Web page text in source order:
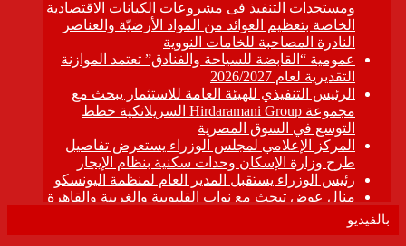
بالفيديو